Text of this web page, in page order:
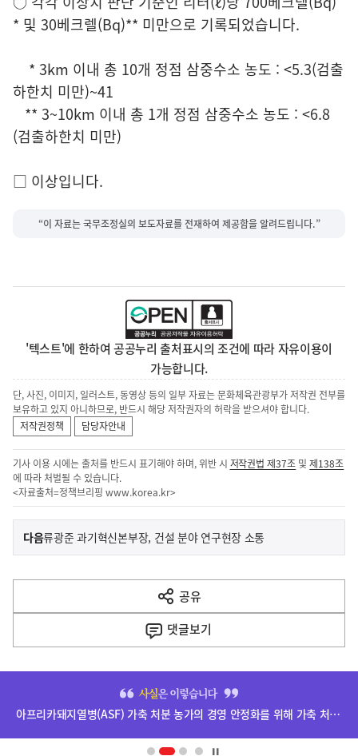
* 및 30베크렐(Bq)** 미만으로 기록되었습니다.
* 3km 이내 총 10개 정점 삼중수소 농도 : <5.3(검출
하한치 미만)~41
** 3~10km 이내 총 1개 정점 삼중수소 농도 : <6.8
(검출하한치 미만)
□ 이상입니다.
“이 자료는 국무조정실의 보도자료를 전재하여 제공함을 알려드립니다.”
'텍스트'에 한하여 공공누리 출처표시의 조건에 따라 자유이용이
가능합니다.
단, 사진, 이미지, 일러스트, 동영상 등의 일부 자료는 문화체육관광부가 저작권 전부를
보유하고 있지 아니하므로, 반드시 해당 저작권자의 허락을 받으셔야 합니다.
저작권정책
담당자안내
기사 이용 시에는 출처를 반드시 표기해야 하며, 위반 시 저작권법 제37조 및제138조
에 따라 처벌될 수 있습니다.
<자료출처=정책브리핑 www.korea.kr>
이
전
다
음
다음기
류광준 과기혁신본부장, 건설 분야 연구현장 소통
공유
열
기
댓글보기
단
아프리카돼지열병(ASF) 가축 처분 농가의 경영 안정화를 위해 가축 처분 보상금을 신속하게 지급하겠습니다.